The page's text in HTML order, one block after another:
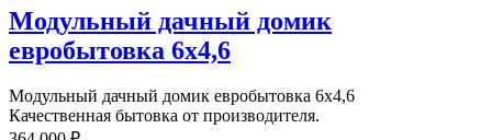
Модульный дачный домик
евробытовка 6х4,6
Модульный дачный домик евробытовка 6х4,6
Качественная бытовка от производителя.